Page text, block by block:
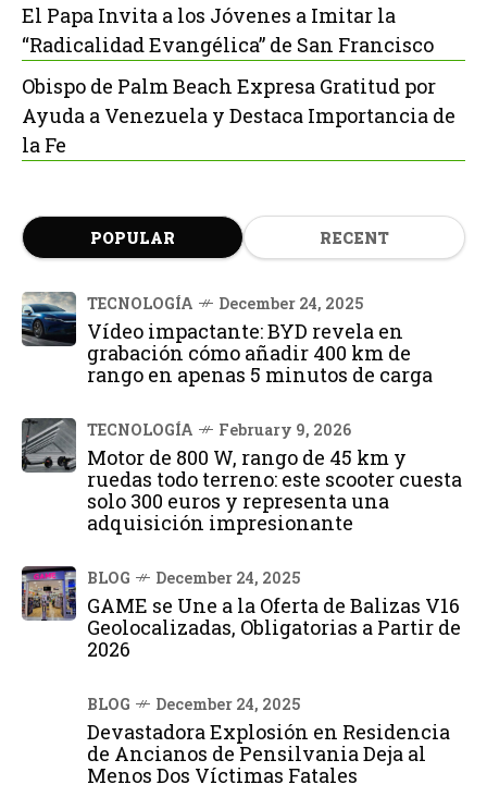
El Papa Invita a los Jóvenes a Imitar la
“Radicalidad Evangélica” de San Francisco
Obispo de Palm Beach Expresa Gratitud por
Ayuda a Venezuela y Destaca Importancia de
la Fe
POPULAR RECENT
TECNOLOGÍA December 24, 2025
Vídeo impactante: BYD revela en
grabación cómo añadir 400 km de
rango en apenas 5 minutos de carga
TECNOLOGÍA February 9, 2026
Motor de 800 W, rango de 45 km y
ruedas todo terreno: este scooter cuesta
solo 300 euros y representa una
adquisición impresionante
BLOG December 24, 2025
GAME se Une a la Oferta de Balizas V16
Geolocalizadas, Obligatorias a Partir de
2026
BLOG December 24, 2025
Devastadora Explosión en Residencia
de Ancianos de Pensilvania Deja al
Menos Dos Víctimas Fatales